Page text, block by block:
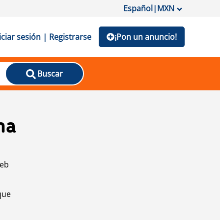
Español|MXN
sesión | Registrarse ¡Pon un anuncio!
Buscar